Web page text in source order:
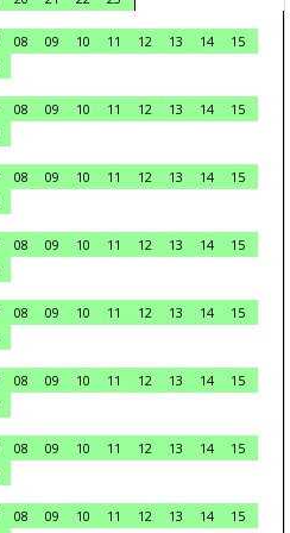
08 09 10 11 12 13 14
15
08 09 10 11 12 13 14
15
08 09 10 11 12 13 14
15
08 09 10 11 12 13 14
15
08 09 10 11 12 13 14
15
08 09 10 11 12 13 14
15
08 09 10 11 12 13 14
15
08 09 10 11 12 13 14
15